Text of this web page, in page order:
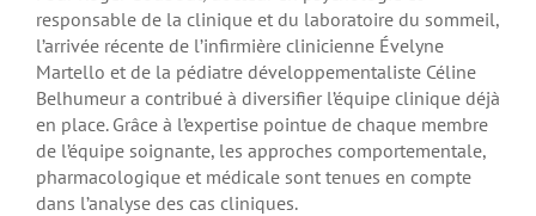
responsable de la clinique et du laboratoire du sommeil,
l’arrivée récente de l’infirmière clinicienne Évelyne
Martello et de la pédiatre développementaliste Céline
Belhumeur a contribué à diversifier l’équipe clinique déjà
en place. Grâce à l’expertise pointue de chaque membre
de l’équipe soignante, les approches comportementale,
pharmacologique et médicale sont tenues en compte
dans l’analyse des cas cliniques.